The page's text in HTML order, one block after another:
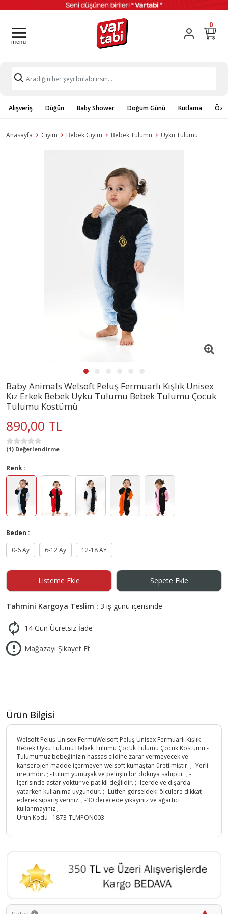
0
Alışveriş Düğün Baby Shower Doğum Günü Kutlama
Anasayfa Giyim Bebek Giyim Bebek Tulumu Uyku Tulumu
Baby Animals Welsoft Peluş Fermuarlı Kışlık Unisex
Kız Erkek Bebek Uyku Tulumu Bebek Tulumu Çocuk
Tulumu Kostümü
890,00 TL
(1) Değerlendirme
Renk :
Beden :
0-6 Ay
6-12 Ay 12-18 AY
Listeme Ekle Sepete Ekle
Tahmini Kargoya Teslim : 3 iş günü içerisinde
14 Gün Ücretsiz İade
Mağazayı Şikayet Et
Ürün Bilgisi
Welsoft Peluş Unisex FermuWelsoft Peluş Unisex Fermuarlı Kışlık
Bebek Uyku Tulumu Bebek Tulumu Çocuk Tulumu Çocuk Kostümü -
Tulumumuz bebeğinizin hassas cildine zarar vermeyecek ve
kanserojen madde içermeyen welsoft kumaştan üretilmiştir. ; -Yerli
üretimdir. ; -Tulum yumuşak ve peluşlu bir dokuya sahiptir. ; -
Içerisinde astar yoktur ve patikli değildir. ; -Içerde ve dışarda
yatarken kullanıma uygundur. ; -Lütfen görseldeki ölçülere dikkat
ederek sipariş veriniz. ; -30 derecede yıkayınız ve ağartıcı
kullanmayınız.;
Ürün Kodu : 1873-TLMPON003